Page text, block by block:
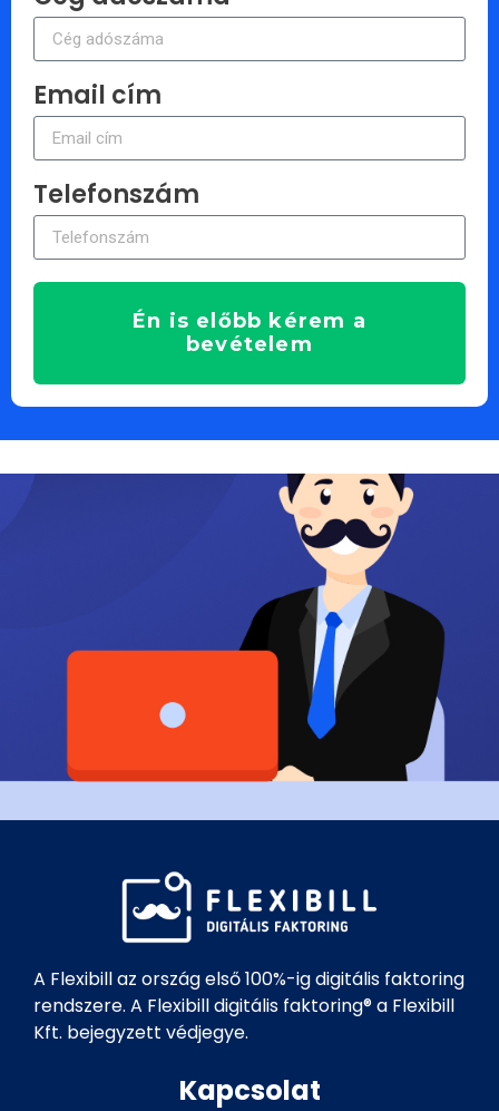
Email cím
Telefonszám
Én is előbb kérem a
bevételem
A Flexibill az ország első 100%-ig digitális faktoring
rendszere. A Flexibill digitális faktoring® a Flexibill
Kft. bejegyzett védjegye.
Kapcsolat